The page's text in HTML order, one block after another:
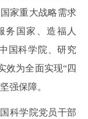
家重大战略需求
务国家、造福人
国科学院、研究
效为全面实现“四
强保障。
科学院党员干部